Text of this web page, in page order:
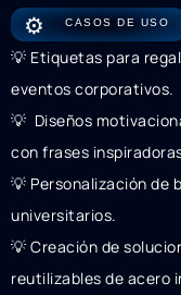
⚙️ CASOS DE USO
💡 Etiquetas para
eventos corporativos.
💡 ️ Diseños
con frases
💡 Personalización de
universitarios.
💡 Creación de
reutilizables de acero